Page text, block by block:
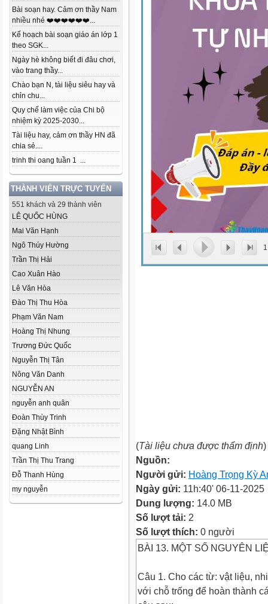
Bài soạn hay. Cảm ơn thầy Nam
nhiều nhé ❤️❤️❤️❤️❤️❤️...
Kế hoạch bài soạn giáo án lớp 1
theo SGK...
Ngày hè không biết đi đâu chơi,
vào trang thầy...
Chào bạn N, tài liệu siêu hay và
chỉn chu...
Quy chế làm việc của Chi bộ
nhiệm kỳ 2025-2030...
Tài liệu hay, cảm ơn thầy HN đã
chia sẻ....
trinh thi oang tuần 1 ...
THÀNH VIÊN TRỰC TUYẾN
551 khách và 29 thành viên
LÊ QUỐC HÙNG
Mai Văn Hạnh
Ngô Thúy Hường
Trần Thị Hải
Cao Xuân Hào
Lê Văn Hòa
Đào Thị Thu Hòa
Phạm Văn Nam
Hoàng Thị Nhung
Trương Đức Quốc
Nguyễn Thị Tân
Nông Văn Danh
NGUYỄN AN
nguyễn anh quân
Đoàn Thùy Trinh
Đặng Nhật Bình
quang Linh
Trần Thị Thu Trang
Đỗ Thanh Hùng
my nguyễn
1
(Tài liệu chưa được thẩm định)
Nguồn:
Người gửi: Hoàng Trọng Kỳ
Ngày gửi: 11h:40' 06-11-2025
Dung lượng: 14.0 MB
Số lượt tải: 2
Số lượt thích: 0 người
BÀI 13. MỘT SỐ NGUYÊN
Câu 1. Cho các từ: vật liệu,
với chỗ trống để hoàn thành